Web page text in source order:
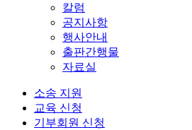
칼럼
공지사항
행사안내
출판간행물
자료실
소송 지원
교육 신청
기부회원 신청